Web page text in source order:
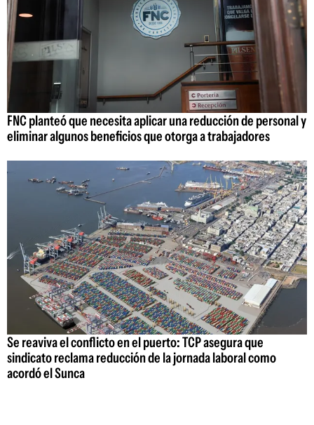
FNC planteó que necesita aplicar una reducción de personal y
eliminar algunos beneficios que otorga a trabajadores
Se reaviva el conflicto en el puerto: TCP asegura que
sindicato reclama reducción de la jornada laboral como
acordó el Sunca